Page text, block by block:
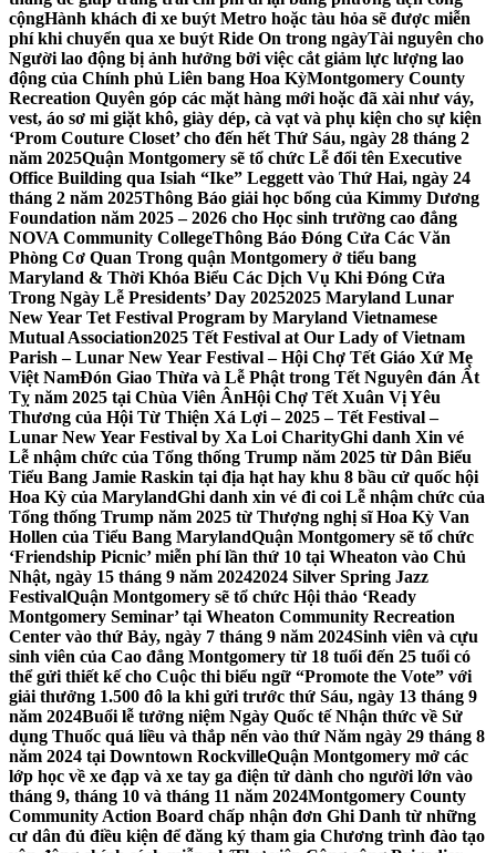
cộngHành khách đi xe buýt Metro hoặc tàu hỏa sẽ được miễn
phí khi chuyển qua xe buýt Ride On trong ngàyTài nguyên cho
Người lao động bị ảnh hưởng bởi việc cắt giảm lực lượng lao
động của Chính phủ Liên bang Hoa KỳMontgomery County
Recreation Quyên góp các mặt hàng mới hoặc đã xài như váy,
vest, áo sơ mi giặt khô, giày dép, cà vạt và phụ kiện cho sự kiện
‘Prom Couture Closet’ cho đến hết Thứ Sáu, ngày 28 tháng 2
năm 2025Quận Montgomery sẽ tổ chức Lễ đổi tên Executive
Office Building qua Isiah “Ike” Leggett vào Thứ Hai, ngày 24
tháng 2 năm 2025Thông Báo giải học bổng của Kimmy Dương
Foundation năm 2025 – 2026 cho Học sinh trường cao đẳng
NOVA Community CollegeThông Báo Đóng Cửa Các Văn
Phòng Cơ Quan Trong quận Montgomery ở tiểu bang
Maryland & Thời Khóa Biểu Các Dịch Vụ Khi Đóng Cửa
Trong Ngày Lễ Presidents’ Day 20252025 Maryland Lunar
New Year Tet Festival Program by Maryland Vietnamese
Mutual Association2025 Tết Festival at Our Lady of Vietnam
Parish – Lunar New Year Festival – Hội Chợ Tết Giáo Xứ Mẹ
Việt NamĐón Giao Thừa và Lễ Phật trong Tết Nguyên đán Ất
Tỵ năm 2025 tại Chùa Viên ÂnHội Chợ Tết Xuân Vị Yêu
Thương của Hội Từ Thiện Xá Lợi – 2025 – Tết Festival –
Lunar New Year Festival by Xa Loi CharityGhi danh Xin vé
Lễ nhậm chức của Tổng thống Trump năm 2025 từ Dân Biểu
Tiểu Bang Jamie Raskin tại địa hạt hay khu 8 bầu cử quốc hội
Hoa Kỳ của MarylandGhi danh xin vé đi coi Lễ nhậm chức của
Tổng thống Trump năm 2025 từ Thượng nghị sĩ Hoa Kỳ Van
Hollen của Tiểu Bang MarylandQuận Montgomery sẽ tổ chức
‘Friendship Picnic’ miễn phí lần thứ 10 tại Wheaton vào Chủ
Nhật, ngày 15 tháng 9 năm 20242024 Silver Spring Jazz
FestivalQuận Montgomery sẽ tổ chức Hội thảo ‘Ready
Montgomery Seminar’ tại Wheaton Community Recreation
Center vào thứ Bảy, ngày 7 tháng 9 năm 2024Sinh viên và cựu
sinh viên của Cao đẳng Montgomery từ 18 tuổi đến 25 tuổi có
thể gửi thiết kế cho Cuộc thi biểu ngữ “Promote the Vote” với
giải thưởng 1.500 đô la khi gửi trước thứ Sáu, ngày 13 tháng 9
năm 2024Buổi lễ tưởng niệm Ngày Quốc tế Nhận thức về Sử
dụng Thuốc quá liều và thắp nến vào thứ Năm ngày 29 tháng 8
năm 2024 tại Downtown RockvilleQuận Montgomery mở các
lớp học về xe đạp và xe tay ga điện tử dành cho người lớn vào
tháng 9, tháng 10 và tháng 11 năm 2024Montgomery County
Community Action Board chấp nhận đơn Ghi Danh từ những
cư dân đủ điều kiện để đăng ký tham gia Chương trình đào tạo